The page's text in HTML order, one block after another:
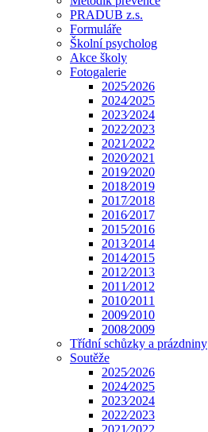
PRADUB z.s.
Formuláře
Školní psycholog
Akce školy
Fotogalerie
2025⁄2026
2024⁄2025
2023⁄2024
2022⁄2023
2021⁄2022
2020⁄2021
2019⁄2020
2018⁄2019
2017⁄2018
2016⁄2017
2015⁄2016
2013⁄2014
2014⁄2015
2012⁄2013
2011⁄2012
2010⁄2011
2009⁄2010
2008⁄2009
Třídní schůzky a prázdniny
Soutěže
2025⁄2026
2024⁄2025
2023⁄2024
2022⁄2023
2021⁄2022